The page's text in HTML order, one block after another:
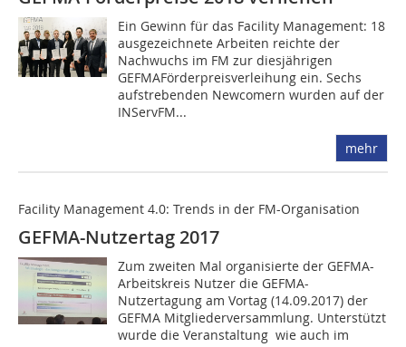
Ein Gewinn für das Facility Management: 18
ausgezeichnete Arbeiten reichte der
Nachwuchs im FM zur diesjährigen
GEFMAFörderpreisverleihung ein. Sechs
aufstrebenden Newcomern wurden auf der
INServFM...
mehr
Facility Management 4.0: Trends in der FM-Organisation
GEFMA-Nutzertag 2017
Zum zweiten Mal organisierte der GEFMA-
Arbeitskreis Nutzer die GEFMA-
Nutzertagung am Vortag (14.09.2017) der
GEFMA Mitgliederversammlung. Unterstützt
wurde die Veranstaltung  wie auch im